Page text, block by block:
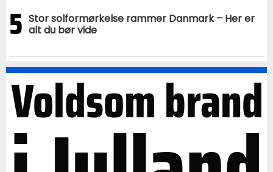
5 Stor solformørkelse rammer Danmark – Her er
alt du bør vide
Voldsom brand